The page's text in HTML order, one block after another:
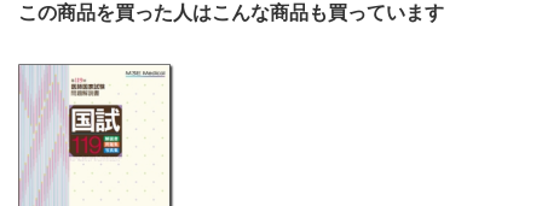
この商品を買った人はこんな商品も買っています